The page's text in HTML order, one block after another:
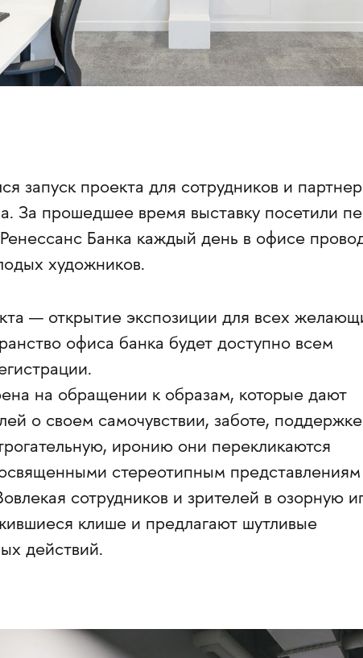
запуск проекта для сотрудников и
За прошедшее время выставку посетили
Банка каждый день в офисе
художников.
— открытие экспозиции для всех
офиса банка будет доступно всем
на обращении к образам, которые дают
о своем самочувствии, заботе, поддержке
иронию они перекликаются
стереотипным представлениям
сотрудников и зрителей в озорную
клише и предлагают шутливые
действий.